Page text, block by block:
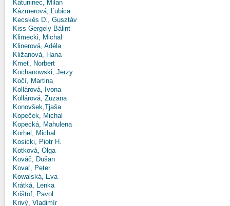
Katuninec, Milan
Kázmerová, Ľubica
Kecskés D., Gusztáv
Kiss Gergely Bálint
Klimecki, Michal
Klinerová, Adéla
Kližanová, Hana
Kmeť, Norbert
Kochanowski, Jerzy
Kočí, Martina
Kollárová, Ivona
Kollárová, Zuzana
Konovšek,Tjaša
Kopeček, Michal
Kopecká, Mahulena
Korhel, Michal
Kosicki, Piotr H.
Kotková, Olga
Kováč, Dušan
Kovaľ, Peter
Kowalská, Eva
Krátká, Lenka
Krištof, Pavol
Krivý, Vladimír